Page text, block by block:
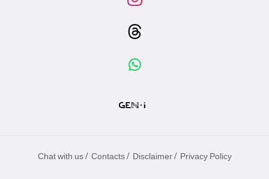
Chat with us / Contacts / Disclaimer / Privacy Policy